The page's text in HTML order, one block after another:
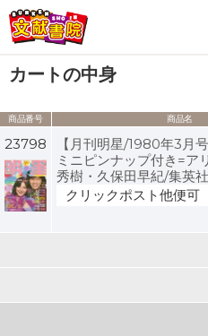
会員登録
ログイン
カートの中身
商品番号 商品名
23798
【月刊明星/1980年3月
ミニピンナップ付き=ア
秀樹・久保田早紀/集英社
クリックポスト他便可